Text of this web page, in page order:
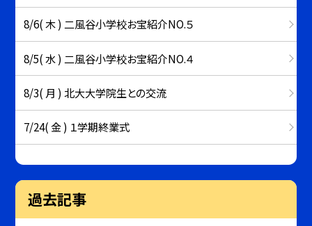
8/6( 木 ) 二風谷小学校お宝紹介NO.５
8/5( 水 ) 二風谷小学校お宝紹介NO.４
8/3( 月 ) 北大大学院生との交流
7/24( 金 ) １学期終業式
過去記事